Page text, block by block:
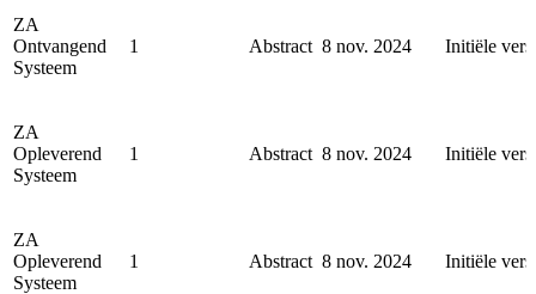
ZA
Ontvangend
Systeem
1 Abstract 8 nov. 2024 Initiële
ZA
Opleverend
Systeem
1 Abstract 8 nov. 2024 Initiële
ZA
Opleverend
Systeem
1 Abstract 8 nov. 2024 Initiële